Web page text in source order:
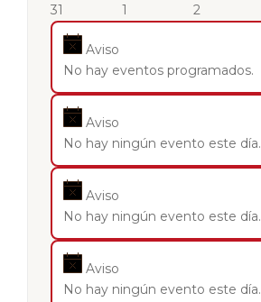
31
1
2
Aviso
No hay eventos programados.
Aviso
No hay ningún evento este día.
Aviso
No hay ningún evento este día.
Aviso
No hay ningún evento este día.